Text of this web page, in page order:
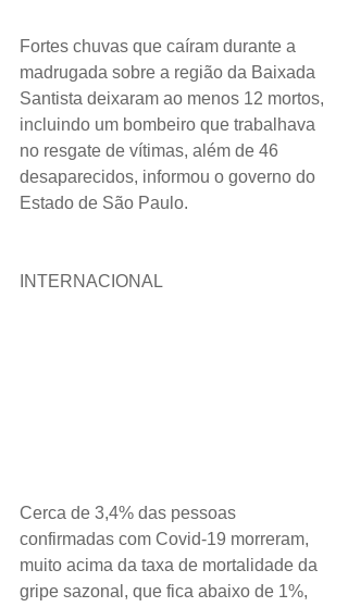
Fortes chuvas que caíram durante a
madrugada sobre a região da Baixada
Santista deixaram ao menos 12 mortos,
incluindo um bombeiro que trabalhava
no resgate de vítimas, além de 46
desaparecidos, informou o governo do
Estado de São Paulo.
INTERNACIONAL
Cerca de 3,4% das pessoas
confirmadas com Covid-19 morreram,
muito acima da taxa de mortalidade da
gripe sazonal, que fica abaixo de 1%,